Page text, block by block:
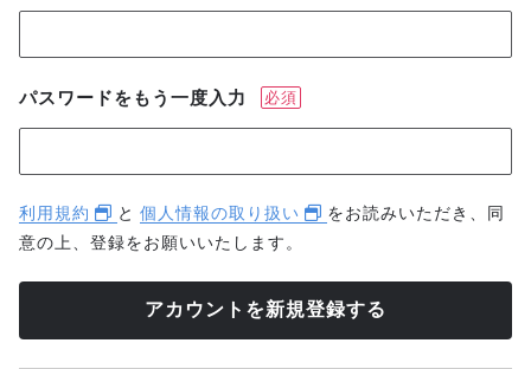
パスワードをもう一度入力 必須
利用規約 と 個人情報の取り扱い
をお読みいただき、同
意の上、登録をお願いいたします。